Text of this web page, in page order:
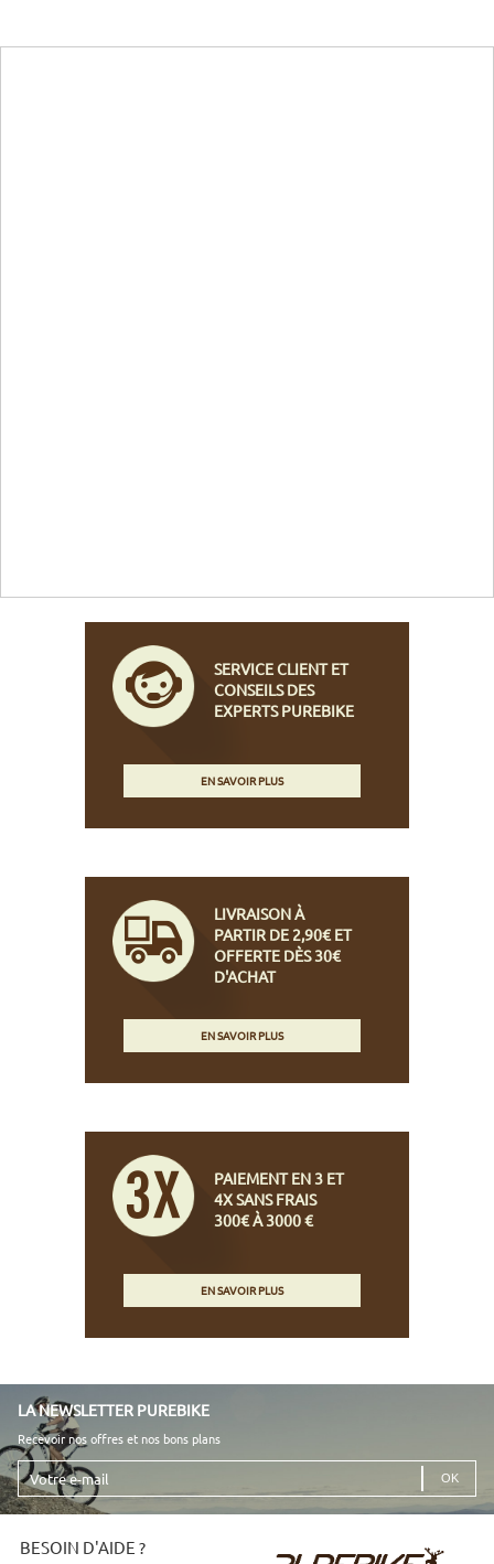
SERVICE CLIENT ET
CONSEILS DES
EXPERTS PUREBIKE
EN SAVOIR PLUS
LIVRAISON À
PARTIR DE 2,90€ ET
OFFERTE DÈS 30€
D'ACHAT
EN SAVOIR PLUS
PAIEMENT EN 3 ET
4X SANS FRAIS
300€ À 3000 €
EN SAVOIR PLUS
LA NEWSLETTER PUREBIKE
Recevoir nos offres et nos bons plans
Votre
e-
mail
BESOIN D'AIDE ?